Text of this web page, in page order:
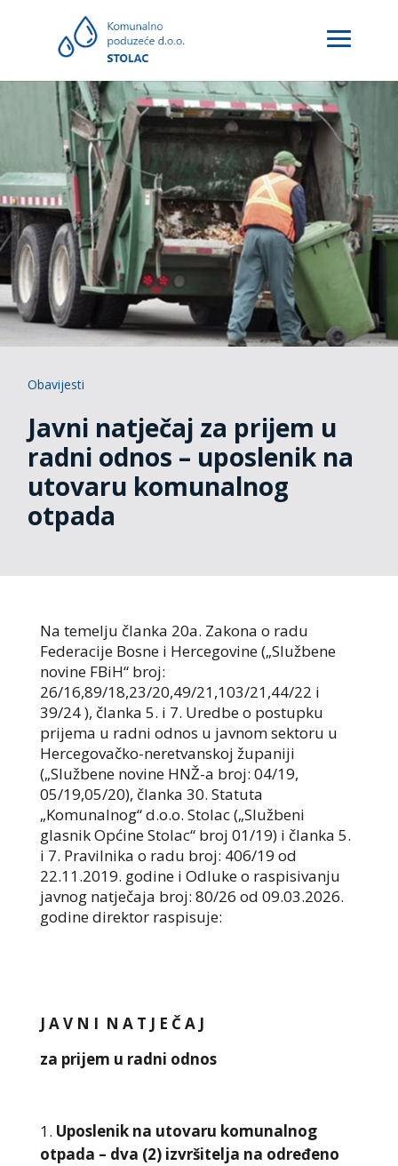
Obavijesti
Javni natječaj za prijem u
radni odnos – uposlenik na
utovaru komunalnog
otpada
Na temelju članka 20a. Zakona o radu
Federacije Bosne i Hercegovine („Službene
novine FBiH“ broj:
26/16,89/18,23/20,49/21,103/21,44/22 i
39/24 ), članka 5. i 7. Uredbe o postupku
prijema u radni odnos u javnom sektoru u
Hercegovačko-neretvanskoj županiji
(„Službene novine HNŽ-a broj: 04/19,
05/19,05/20), članka 30. Statuta
„Komunalnog“ d.o.o. Stolac („Službeni
glasnik Općine Stolac“ broj 01/19) i članka 5.
i 7. Pravilnika o radu broj: 406/19 od
22.11.2019. godine i Odluke o raspisivanju
javnog natječaja broj: 80/26 od 09.03.2026.
godine direktor raspisuje:
J A V N I N A T J E Č A J
za prijem u radni odnos
Uposlenik na utovaru komunalnog
otpada – dva (2) izvršitelja na određeno